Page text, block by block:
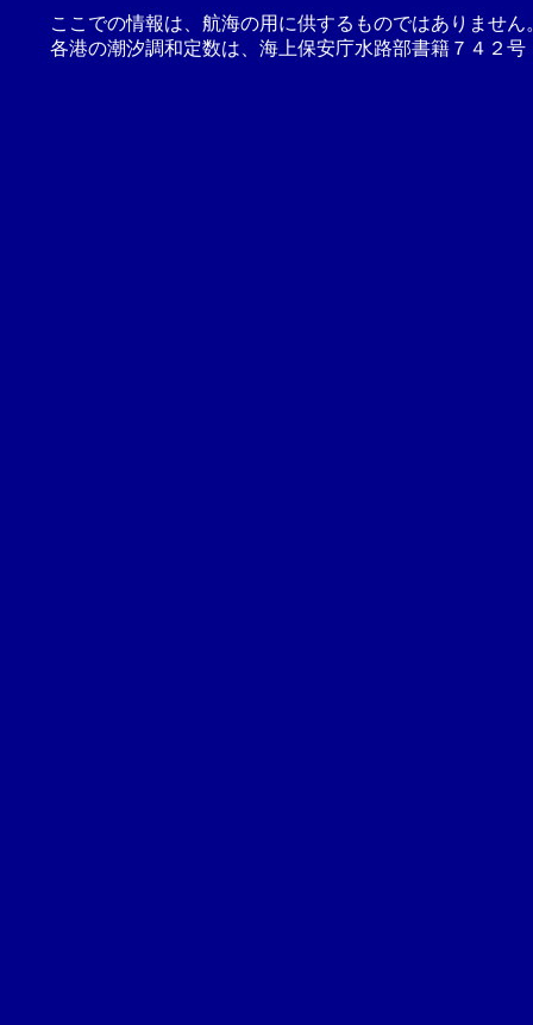
ここでの情報は、航海の用に供するものではありませ
各港の潮汐調和定数は、海上保安庁水路部書籍７４２